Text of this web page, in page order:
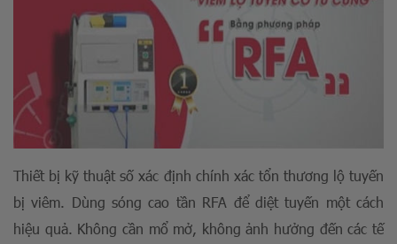
Thiết bị kỹ thuật số xác định chính xác tổn thương lộ tuyến
bị viêm. Dùng sóng cao tần RFA để diệt tuyến một cách
hiệu quả. Không cần mổ mở, không ảnh hưởng đến các tế